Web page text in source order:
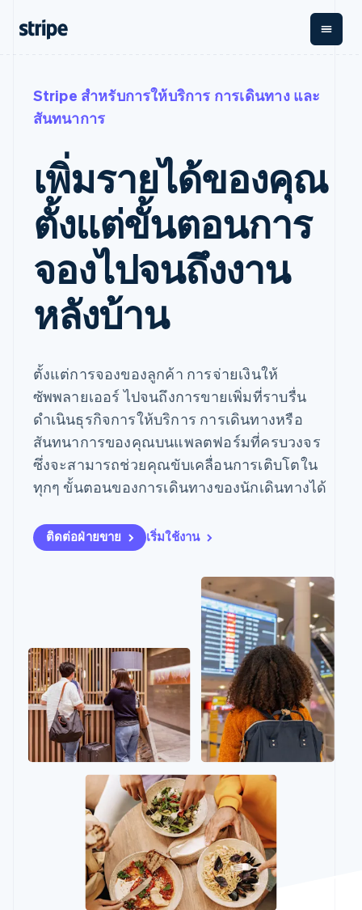
การชำระเงิน
Payments
ออนไลน์
Payment links
การชำระเงิน
แบบไม่ต้อง
เขียนโค้ด
Checkout
UI การชำระ
เงินสำเร็จรูป
Elements
ที่ยืดหยุ่น
วิธีการชำระ
มากกว่า 125
รายการ
Authorization
Boost
ยกระดับการ
ยอมรับการ
ชำระเงิน
Link
รวดเร็วขึ้น
รายรับ
แบบแผนล่วง
หน้า
Metronome
การเรียกเก็บ
เงินตามการ
ใช้งาน
การชำระเงิน
การจัดการ
การชำระเงิน
ครั้งเดียวหรือ
ตามแบบแผน
ขายและ VAT
อัตโนมัติ
Revenue
Recognition
ระบบ
อัตโนมัติ
สำหรับการ
ทำบัญชี
Stripe
Sigma
รายงานที่
Pipeline
การซิงค์
การ
จัดการ
Payouts
เบิกจ่าย
ให้กับ
บุคคลที่
การช
ดูสิ่งที่กำลังจะมาถึง
Radar
การป้องกันการฉ้อโกง
Atlas
การก่อตั้งบริษัทสตาร์ทอัพ
Climate
การขจัดคาร์บอน
Stripe Sessions 2026
ดูว่า Stripe กำลังสร้างโครงสร้างพื้นฐานระบบเศรษฐกิจสำหรับ
AI อย่างไร
ตามกรณีใช้งาน
การค้าแบบใช้เอเจนต์
อีคอมเมิร์ซ
บริการทางการเงินที่
ผสานรวมในตัว
การทำงานอัตโนมัติด้าน
การเงิน
ธุรกิจทั่วโลก
การชำระเงินในแอป
แพลตฟอร์ม
SaaS
ตามอุตสาหกรรม
บริษัท AI
การบริการ การเดินทาง
และสันทนาการ
สื่อและความบันเทิง
องค์กรไม่แสวงผลกำไร
บริการเฉพาะทาง
ระบบนิเวศ
พาร์ทเนอร์
Stripe App
Marketplace
Stripe Apps
คู่มือ
รับการชำระเงินออนไลน์
ติดตั้งใช้งานการชำระ
เงินสำเร็จรูป
สร้างแพลตฟอร์มหรือ
มาร์เก็ตเพลส
เสนอการเรียกเก็บเงิน
ตามการใช้งาน
ออกบัตรที่มีสเตเบิลคอยน์
รองรับอยู่
บริการด้วยเอเจนต์
การเชื่อมต่อการทำงาน
บล็อกของนักพัฒนา
การสนับสนุน
รับการสนับสนุน
แพ็กเกจการสนับสนุนที่
ได้รับการจัดการ
บริการเฉพาะทาง
แผนงานผลิตภัณฑ์
การประชุมประจำปีแบบ
เซสชัน
ตำแหน่งงาน
ห้องข่าว
Stripe Press
ติดต่อฝ่ายขาย
Stripe สำหรับการให้บริการ การเดินทาง และ
สันทนาการ
เพิ่มรายได้ของคุณ
ตั้งแต่ขั้นตอนการ
จองไปจนถึงงาน
หลังบ้าน
ตั้งแต่การจองของลูกค้า การจ่ายเงินให้
ซัพพลายเออร์ ไปจนถึงการขายเพิ่มที่ราบรื่น
ดำเนินธุรกิจการให้บริการ การเดินทางหรือ
สันทนาการของคุณบนแพลตฟอร์มที่ครบวงจร
ซึ่งจะสามารถช่วยคุณขับเคลื่อนการเติบโตใน
ทุกๆ ขั้นตอนของการเดินทางของนักเดินทางได้
ติดต่อฝ่ายขาย เริ่มใช้งาน